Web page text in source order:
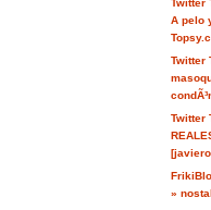
Twitter
A pelo
Twitter
Twitter
»